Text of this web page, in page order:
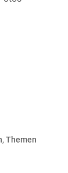
, Themen